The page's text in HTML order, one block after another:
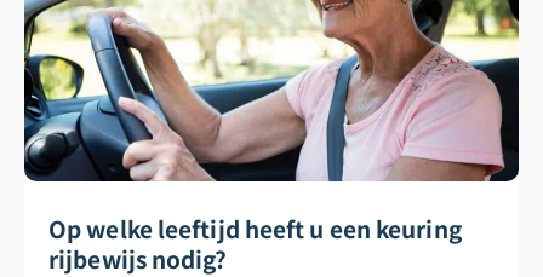
Op welke leeftijd heeft u een keuring
rijbewijs nodig?